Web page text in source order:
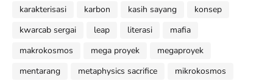
karakterisasi
karbon kasih sayang
konsep
kwarcab sergai
leap literasi
mafia
makrokosmos
mega proyek
megaproyek
mentarang
metaphysics sacrifice
mikrokosmos